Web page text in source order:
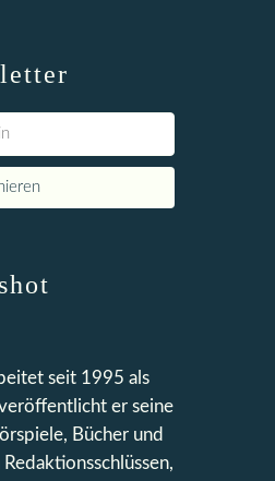
seit 1995 als
er seine
Bücher und